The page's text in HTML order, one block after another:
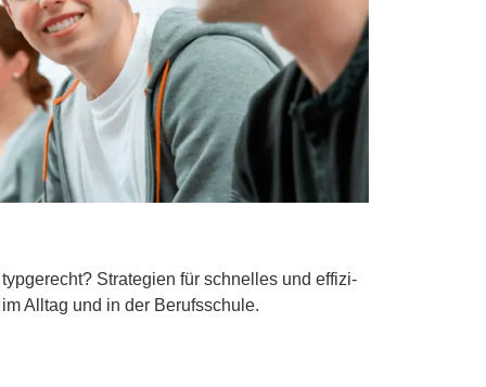
gecheckt
Strategien für schnel­les und effi­zi­
Alltag und in der Berufsschule.